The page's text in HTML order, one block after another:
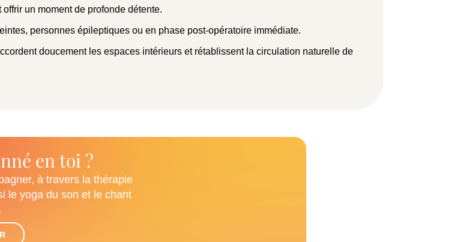
un moment de profonde détente.
personnes épileptiques ou en phase post-opératoire immédiate.
doucement les espaces intérieurs et rétablissent la circulation naturelle de
en toi ?
à travers la thérapie
le yoga du son et le chant